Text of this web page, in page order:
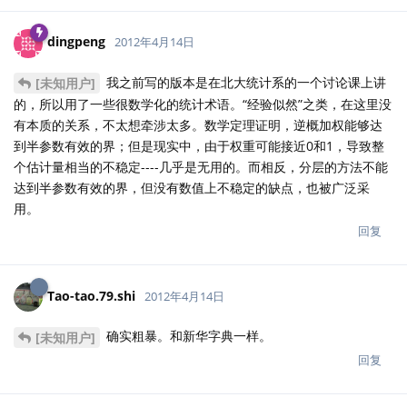
dingpeng 2012年4月14日
[未知用户]
我之前写的版本是在北大统计系的一个讨论课上讲
的，所以用了一些很数学化的统计术语。“经验似然”之类，在这里没
有本质的关系，不太想牵涉太多。数学定理证明，逆概加权能够达
到半参数有效的界；但是现实中，由于权重可能接近0和1，导致整
个估计量相当的不稳定----几乎是无用的。而相反，分层的方法不能
达到半参数有效的界，但没有数值上不稳定的缺点，也被广泛采
用。
回复
Tao-tao.79.shi 2012年4月14日
[未知用户] 确实粗暴。和新华字典一样。
回复